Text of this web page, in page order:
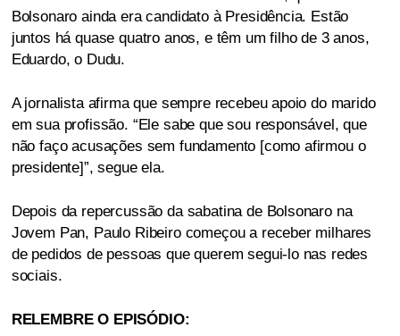
Bolsonaro ainda era candidato à Presidência. Estão
juntos há quase quatro anos, e têm um filho de 3 anos,
Eduardo, o Dudu.
A jornalista afirma que sempre recebeu apoio do marido
em sua profissão. “Ele sabe que sou responsável, que
não faço acusações sem fundamento [como afirmou o
presidente]”, segue ela.
Depois da repercussão da sabatina de Bolsonaro na
Jovem Pan, Paulo Ribeiro começou a receber milhares
de pedidos de pessoas que querem segui-lo nas redes
sociais.
RELEMBRE O EPISÓDIO: